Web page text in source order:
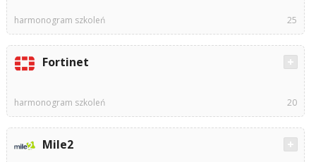
harmonogram szkoleń 25
Fortinet
harmonogram szkoleń 20
Mile2